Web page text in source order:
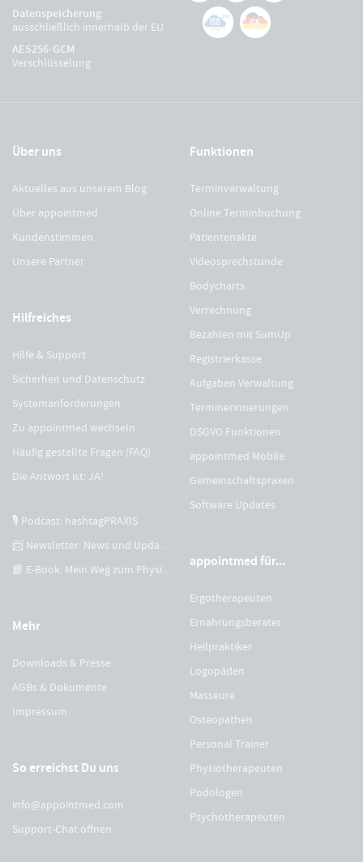
Datenspeicherung
ausschließlich innerhalb der EU
AES256-GCM
Verschlüsselung
Über uns
Aktuelles aus unserem Blog
Über appointmed
Kundenstimmen
Unsere Partner
Hilfreiches
Hilfe & Support
Sicherheit und Datenschutz
Systemanforderungen
Zu appointmed wechseln
Häufig gestellte Fragen (FAQ)
Die Antwort ist: JA!
🎙 Podcast: hashtagPRAXIS
📨 Newsletter: News und Updates
📘 E-Book: Mein Weg zum Physiotherapeuten
Mehr
Downloads & Presse
AGBs & Dokumente
Impressum
So erreichst Du uns
info@appointmed.com
Support-Chat öffnen
Funktionen
Terminverwaltung
Online Terminbuchung
Patientenakte
Videosprechstunde
Bodycharts
Verrechnung
Bezahlen mit SumUp
Registrierkasse
Aufgaben Verwaltung
Terminerinnerungen
DSGVO Funktionen
appointmed Mobile
Gemeinschaftspraxen
Software Updates
appointmed für...
Ergotherapeuten
Ernährungsberater
Heilpraktiker
Logopäden
Masseure
Osteopathen
Personal Trainer
Physiotherapeuten
Podologen
Psychotherapeuten